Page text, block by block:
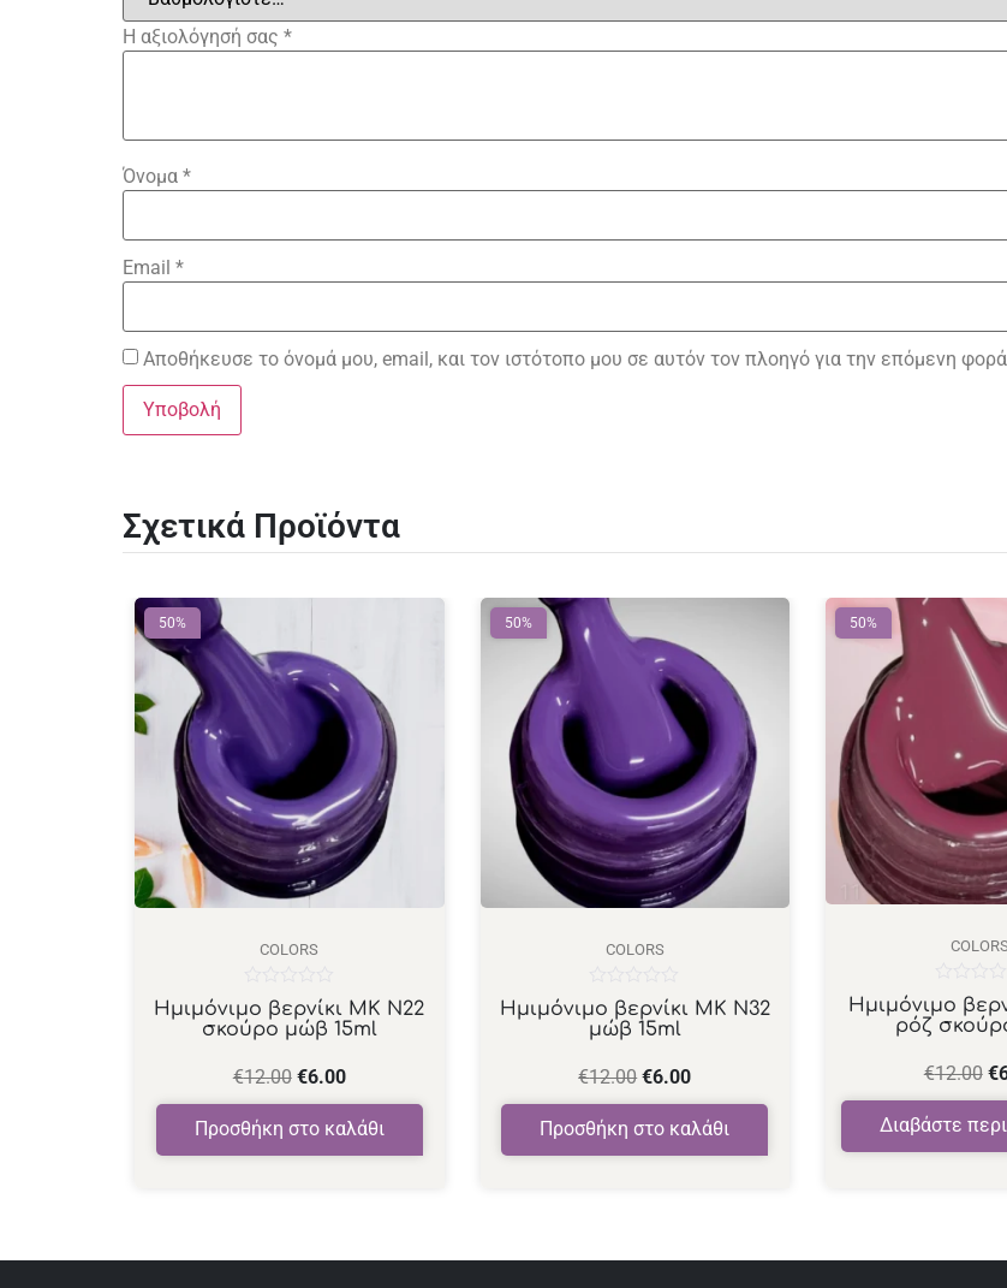
Η αξιολόγησή σας *
Όνομα *
Email *
Αποθήκευσε το όνομά μου, email, και τον ιστότοπο μου σε αυτόν τον πλοηγό για την επόμενη
Σχετικά Προϊόντα
50%
COLORS
Ημιμόνιμο βερνίκι ΜΚ Ν22
σκούρο μώβ 15ml
€12.00 €6.00
Προσθήκη στο καλάθι
Βαθμολογήθηκε
με
0
5
50%
COLORS
Ημιμόνιμο βερνίκι ΜΚ Ν32
μώβ 15ml
€12.00 €6.00
Προσθήκη στο καλάθι
Βαθμολογήθηκε
με
0
5
50%
COLORS
Ημιμόνιμο
ρόζ
€12.00 €
Διαβάστε
με
0
5